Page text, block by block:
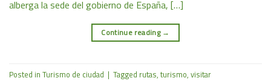
alberga la sede del gobierno de España, […]
Continue reading →
Posted in Turismo de ciudad | Tagged rutas, turismo, visitar